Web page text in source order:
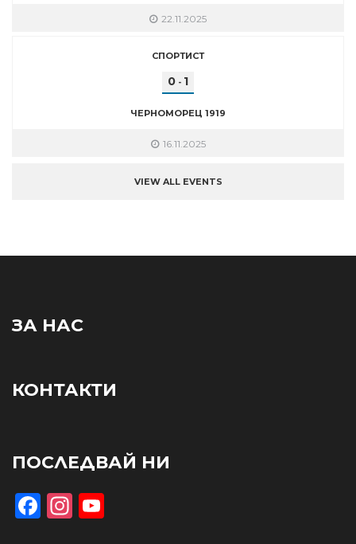
22.11.2025
СПОРТИСТ
0 - 1
ЧЕРНОМОРЕЦ 1919
16.11.2025
VIEW ALL EVENTS
ЗА НАС
КОНТАКТИ
ПОСЛЕДВАЙ НИ
Facebook
Instagram